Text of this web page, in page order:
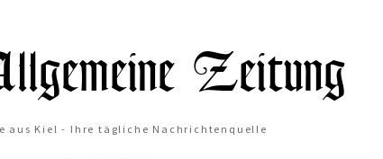
aus Kiel - Ihre tägliche Nachrichtenquelle